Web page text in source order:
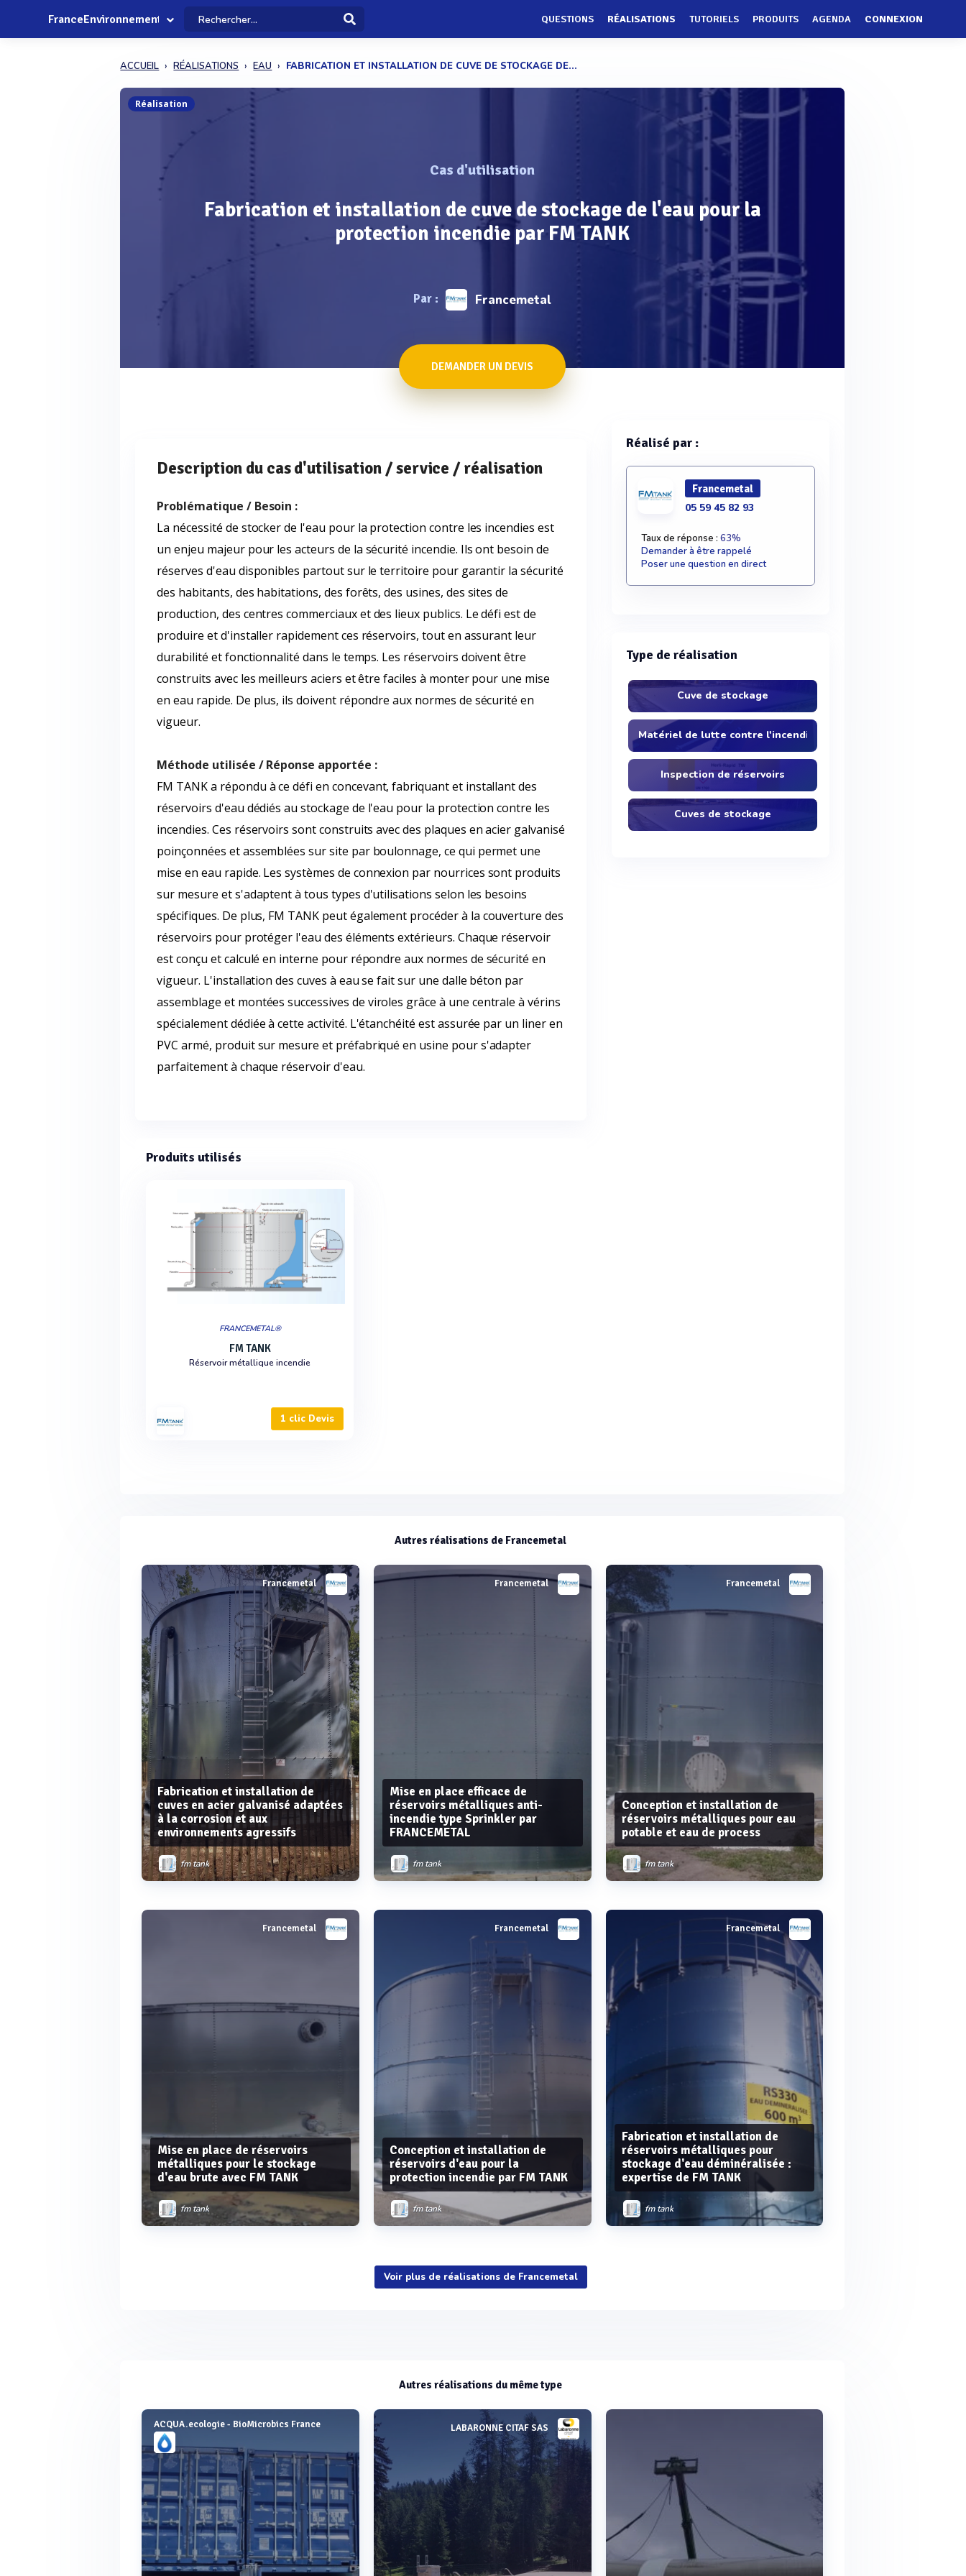
FranceEnvironnement QUESTIONS RÉALISATIONS TUTORIELS PRODUITS AGENDA CONNEXION
ACCUEIL RÉALISATIONS EAU FABRICATION ET INSTALLATION DE CUVE DE STOCKAGE DE...
Réalisation
Cas d'utilisation
Fabrication et installation de cuve de stockage de l'eau pour la
protection incendie par FM TANK
Par : Francemetal
DEMANDER UN DEVIS
Description du cas d'utilisation / service / réalisation
Problématique / Besoin :
La nécessité de stocker de l'eau pour la protection contre les incendies est
un enjeu majeur pour les acteurs de la sécurité incendie. Ils ont besoin de
réserves d'eau disponibles partout sur le territoire pour garantir la sécurité
des habitants, des habitations, des forêts, des usines, des sites de
production, des centres commerciaux et des lieux publics. Le défi est de
produire et d'installer rapidement ces réservoirs, tout en assurant leur
durabilité et fonctionnalité dans le temps. Les réservoirs doivent être
construits avec les meilleurs aciers et être faciles à monter pour une mise
en eau rapide. De plus, ils doivent répondre aux normes de sécurité en
vigueur.
Méthode utilisée / Réponse apportée :
FM TANK a répondu à ce défi en concevant, fabriquant et installant des
réservoirs d'eau dédiés au stockage de l'eau pour la protection contre les
incendies. Ces réservoirs sont construits avec des plaques en acier galvanisé
poinçonnées et assemblées sur site par boulonnage, ce qui permet une
mise en eau rapide. Les systèmes de connexion par nourrices sont produits
sur mesure et s'adaptent à tous types d'utilisations selon les besoins
spécifiques. De plus, FM TANK peut également procéder à la couverture des
réservoirs pour protéger l'eau des éléments extérieurs. Chaque réservoir
est conçu et calculé en interne pour répondre aux normes de sécurité en
vigueur. L'installation des cuves à eau se fait sur une dalle béton par
assemblage et montées successives de viroles grâce à une centrale à vérins
spécialement dédiée à cette activité. L'étanchéité est assurée par un liner en
PVC armé, produit sur mesure et préfabriqué en usine pour s'adapter
parfaitement à chaque réservoir d'eau.
Produits utilisés
FRANCEMETAL®
FM TANK
Réservoir métallique incendie
1 clic Devis
Réalisé par :
Francemetal
05 59 45 82 93
Taux de réponse : 63%
Demander à être rappelé
Poser une question en direct
Type de réalisation
Cuve de stockage
Matériel de lutte contre l'incendie
Inspection de réservoirs
Cuves de stockage
Autres réalisations de Francemetal
Francemetal
Fabrication et installation de
cuves en acier galvanisé adaptées
à la corrosion et aux
environnements agressifs
fm tank
Voir plus
Francemetal
Mise en place efficace de
réservoirs métalliques anti-
incendie type Sprinkler par
FRANCEMETAL
fm tank
Voir plus
Francemetal
Conception et installation de
réservoirs métalliques pour eau
potable et eau de process
fm tank
Voir plus
Francemetal
Mise en place de réservoirs
métalliques pour le stockage
d'eau brute avec FM TANK
fm tank
Francemetal
Conception et installation de
réservoirs d'eau pour la
protection incendie par FM TANK
fm tank
Voir plus
Francemetal
Fabrication et installation de
réservoirs métalliques pour
stockage d'eau déminéralisée :
expertise de FM TANK
fm tank
Voir plus de réalisations de Francemetal
Autres réalisations du même type
ACQUA.ecologie - BioMicrobics France LABARONNE CITAF SAS